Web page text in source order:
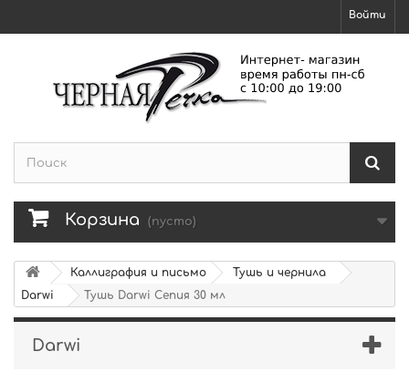
Войти
Корзина (пусто)
Каллиграфия и письмо
Тушь и чернила
Darwi
Тушь Darwi Сепия 30 мл
Darwi